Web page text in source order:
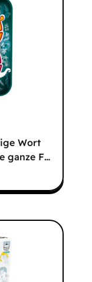
Wort
ganze F…